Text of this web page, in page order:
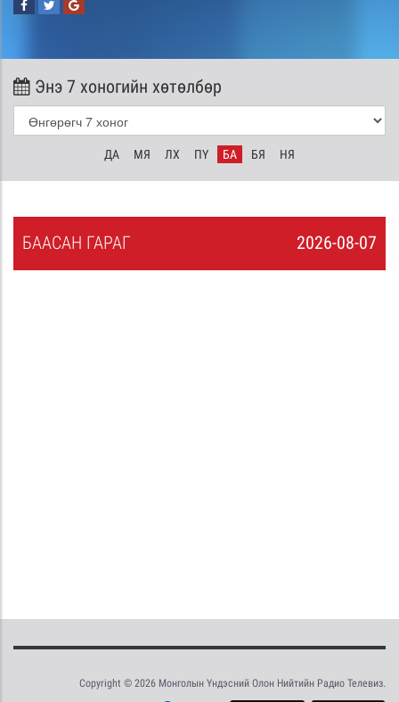
Энэ 7 хоногийн хөтөлбөр
ДА МЯ ЛХ ПҮ БА БЯ НЯ
2026-08-07
БААСАН ГАРАГ
Copyright © 2026 Монголын Үндэсний Олон Нийтийн Радио Телевиз.